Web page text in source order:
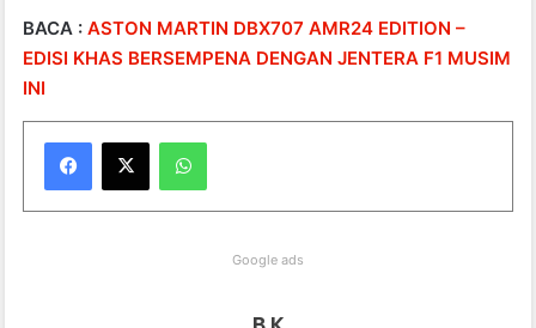
BACA :ASTON MARTIN DBX707 AMR24 EDITION –
EDISI KHAS BERSEMPENA DENGAN JENTERA F1 MUSIM
INI
WhatsApp
Google ads